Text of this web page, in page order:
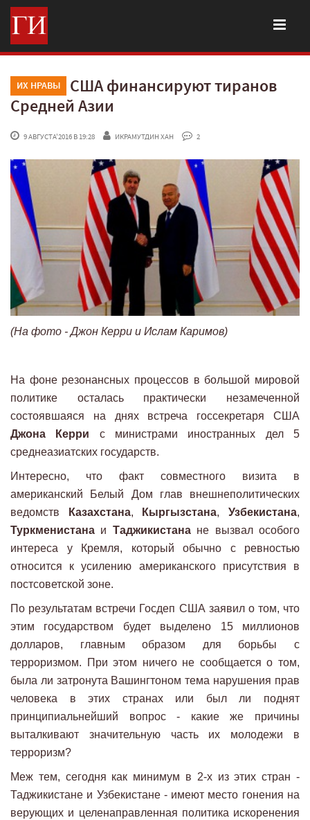
ИХ НРАВЫ
США финансируют тиранов
Средней Азии
9 АВГУСТА'2016 В 19:28 ИКРАМУТДИН ХАН 2
(На фото - Джон Керри и Ислам Каримов)
На фоне резонансных процессов в большой мировой
политике осталась практически незамеченной
состоявшаяся на днях встреча госсекретаря США
Джона Керри с министрами иностранных дел 5
среднеазиатских государств.
Интересно, что факт совместного визита в
американский Белый Дом глав внешнеполитических
ведомств
Казахстана, Кыргызстана,Узбекистана,
Туркменистана и Таджикистанане вызвал особого
интереса у Кремля, который обычно с ревностью
относится к усилению американского присутствия в
постсоветской зоне.
По результатам встречи Госдеп США заявил о том, что
этим государством будет выделено 15 миллионов
долларов, главным образом для борьбы с
терроризмом. При этом ничего не сообщается о том,
была ли затронута Вашингтоном тема нарушения прав
человека в этих странах или был ли поднят
принципиальнейший вопрос - какие же причины
выталкивают значительную часть их молодежи в
терроризм?
Меж тем, сегодня как минимум в 2-х из этих стран -
Таджикистане и Узбекистане - имеют место гонения на
верующих и целенаправленная политика искоренения